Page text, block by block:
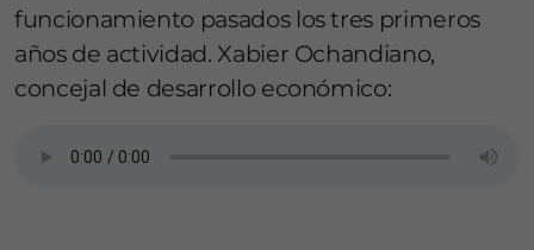
funcionamiento pasados los tres primeros
años de actividad. Xabier Ochandiano,
concejal de desarrollo económico: